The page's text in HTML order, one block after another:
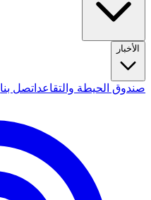
الأخبار
صندوق الحيطة والتقاعد اتصل بنا